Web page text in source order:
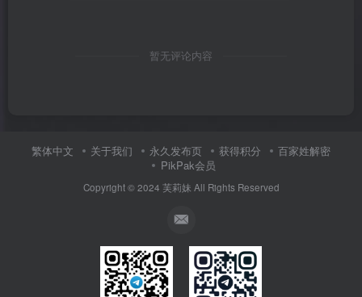
暂无评论内容
繁体中文 关于我们 永久发布页 获得积分
百家姓解密
PikPak会员
Copyright © 2024 芙莉妹 All Rights Reserved